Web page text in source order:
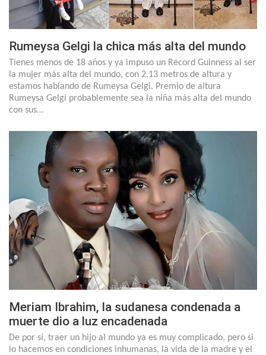
Rumeysa Gelgi la chica más alta del mundo
Tienes menos de 18 años y ya impuso un Récord Guinness al ser
la mujer más alta del mundo, con 2.13 metros de altura y
estamos hablando de Rumeysa Gelgi. Premio de altura
Rumeysa Gelgi probablemente sea la niña más alta del mundo
con sus…
Meriam Ibrahim, la sudanesa condenada a
muerte dio a luz encadenada
De por sí, traer un hijo al mundo ya es muy complicado, pero si
lo hacemos en condiciones inhumanas, la vida de la madre y el